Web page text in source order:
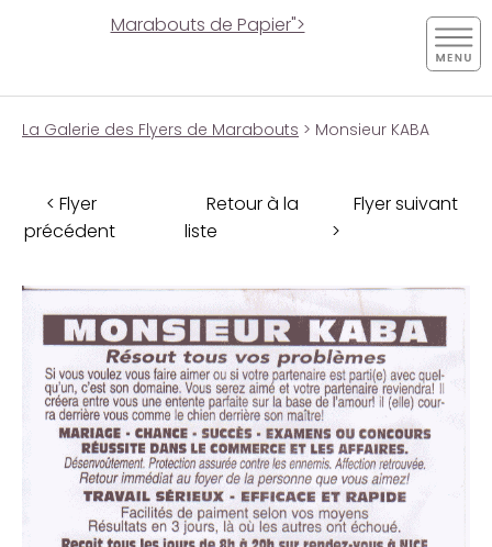
Marabouts de Papier">
La Galerie des Flyers de Marabouts > Monsieur KABA
< Flyer
précédent
Retour à la
liste
Flyer suivant
>